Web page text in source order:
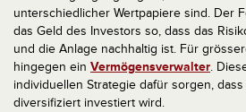
unterschiedlicher Wertpapiere sind. Der
das Geld des Investors so, dass das
und die Anlage nachhaltig ist. Für
hingegen ein Vermögensverwalter.
individuellen Strategie dafür sorgen,
diversifiziert investiert wird.